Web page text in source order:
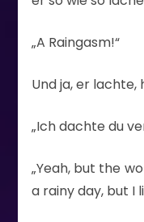
„A Raingasm!“
Und ja, er lachte,
„Ich dachte du
„Yeah, but the
a rainy day, but I